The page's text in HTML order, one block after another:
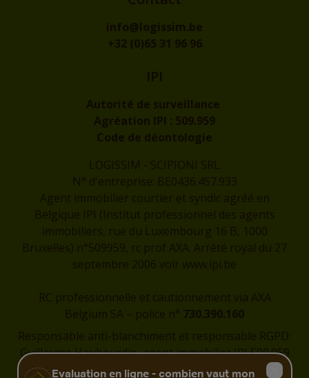
info@logissim.be
+32 (0)65 31 96 96
IPI
Autorité de surveillance
Agréation IPI : 509.959
Code de déontologie
LOGISSIM - SCIPIONI SRL
N° d'entreprise: BE0436.457.933
Agent immobilier courtier et syndic agréé en
Belgique IPI (Institut professionnel des agents
immobiliers, rue du Luxembourg 16 B, 1000
Bruxelles) n°509959, rc prof AXA. Arrêté royal du 27
septembre 2006 voir www.ipi.be
RC professionnelle et cautionnement via AXA
Belgium SA – police n° 730.390.160
Responsable anti-blanchiment et responsable RGPD:
Guillaume Haubourdin, agent immobilier IPI 509.959
-guillaume@logissim.be